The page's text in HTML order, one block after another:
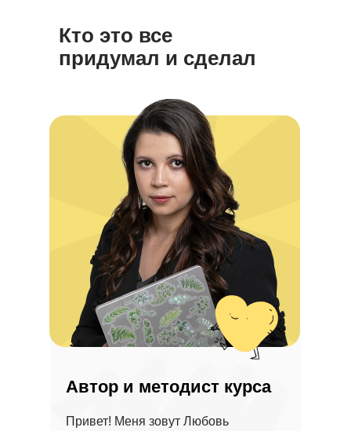
Кто это все
придумал и сделал
Привет! Меня зовут Любовь
Автор и методист курса